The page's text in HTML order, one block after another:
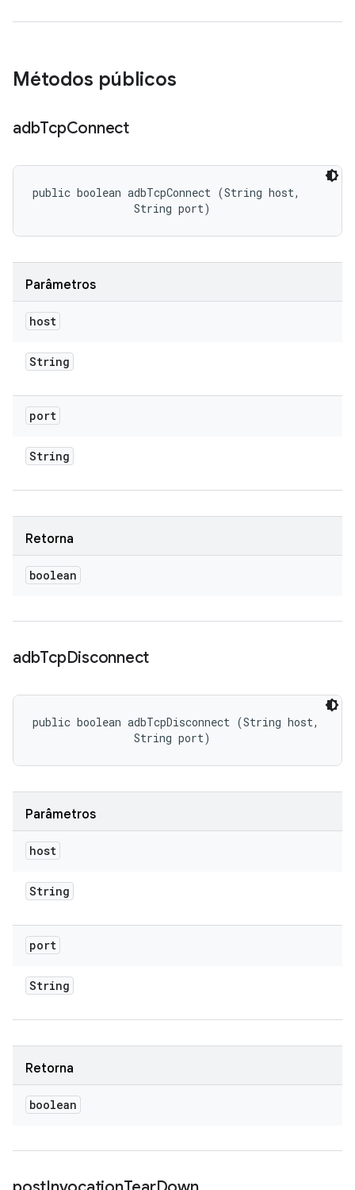
Métodos públicos
adbTcpConnect
public boolean adbTcpConnect (String host,
                String port)
Parâmetros
host
String
port
String
Retorna
boolean
adbTcpDisconnect
public boolean adbTcpDisconnect (String host,
                String port)
Parâmetros
host
String
port
String
Retorna
boolean